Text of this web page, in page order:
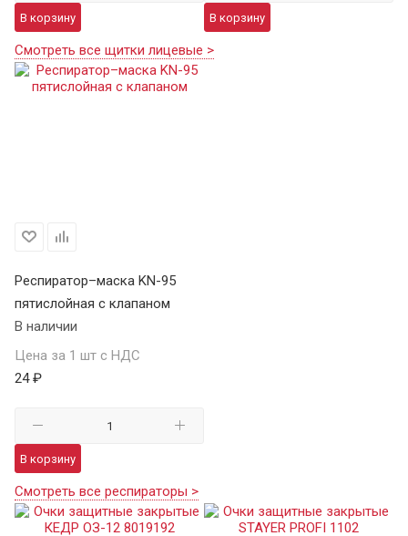
В корзину В корзину
Смотреть все щитки лицевые >
Респиратор–маска KN-95
пятислойная с клапаном
В наличии
Цена за 1 шт с НДС
24 ₽
В корзину
Смотреть все респираторы >